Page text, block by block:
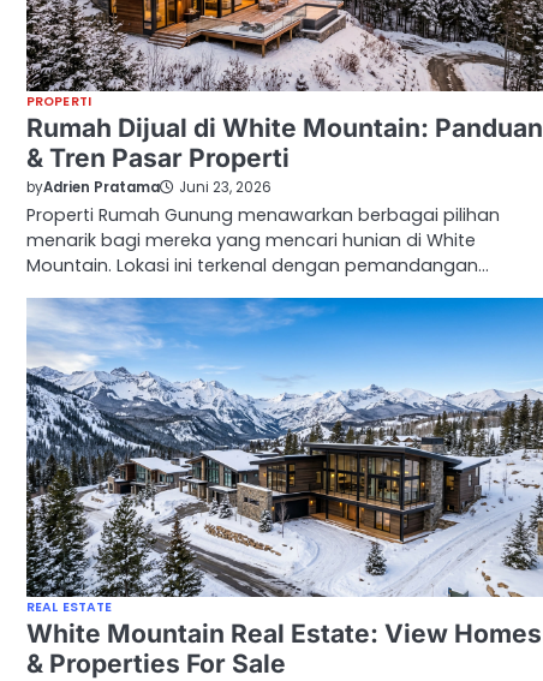
PROPERTI
Rumah Dijual di White Mountain: Panduan
& Tren Pasar Properti
byAdrien Pratama Juni 23, 2026
Properti Rumah Gunung menawarkan berbagai pilihan
menarik bagi mereka yang mencari hunian di White
Mountain. Lokasi ini terkenal dengan pemandangan…
REAL ESTATE
White Mountain Real Estate: View Homes
& Properties For Sale